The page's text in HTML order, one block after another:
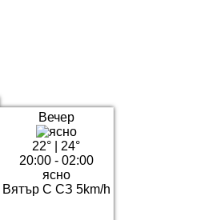
Вечер
22°
24°
20:00 - 02:00
ясно
Вятър С СЗ 5km/h